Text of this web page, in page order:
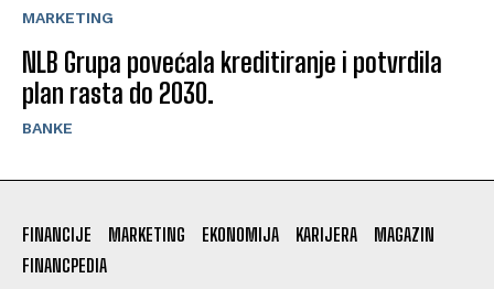
MARKETING
NLB Grupa povećala kreditiranje i potvrdila
plan rasta do 2030.
BANKE
FINANCIJE MARKETING EKONOMIJA KARIJERA
MAGAZIN
FINANCPEDIA